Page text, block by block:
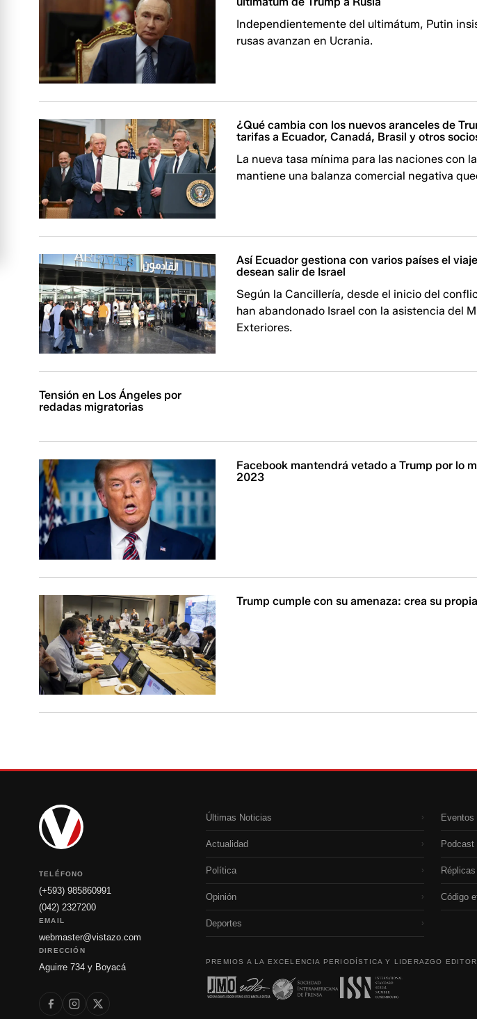
Independientemente del ultimátum, Putin
rusas avanzan en Ucrania.
¿Qué cambia con los nuevos aranceles de
tarifas a Ecuador, Canadá, Brasil y otros
La nueva tasa mínima para las naciones con
mantiene una balanza comercial negativa
Así Ecuador gestiona con varios países el
desean salir de Israel
Según la Cancillería, desde el inicio del
han abandonado Israel con la asistencia del
Exteriores.
Tensión en Los Ángeles por
redadas migratorias
Facebook mantendrá vetado a Trump por lo
2023
Trump cumple con su amenaza: crea su
TELÉFONO
(+593) 985860991
(042) 2327200
EMAIL
webmaster@vistazo.com
DIRECCIÓN
Aguirre 734 y Boyacá
Últimas Noticias ›
Actualidad ›
Política ›
Opinión ›
Deportes ›
Eventos
Podcast
Réplicas
Código
PREMIOS A LA EXCELENCIA PERIODÍSTICA Y LIDERAZGO